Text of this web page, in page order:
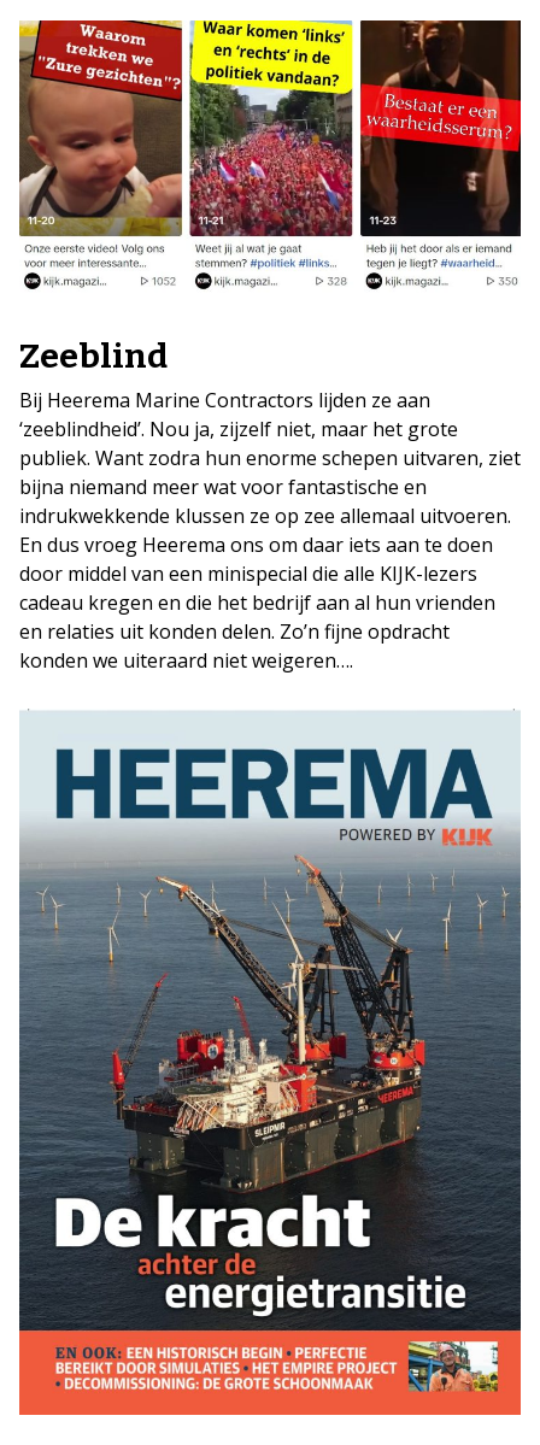
Zeeblind
Bij Heerema Marine Contractors lijden ze aan
‘zeeblindheid’. Nou ja, zijzelf niet, maar het grote
publiek. Want zodra hun enorme schepen uitvaren, ziet
bijna niemand meer wat voor fantastische en
indrukwekkende klussen ze op zee allemaal uitvoeren.
En dus vroeg Heerema ons om daar iets aan te doen
door middel van een minispecial die alle KIJK-lezers
cadeau kregen en die het bedrijf aan al hun vrienden
en relaties uit konden delen. Zo’n fijne opdracht
konden we uiteraard niet weigeren….